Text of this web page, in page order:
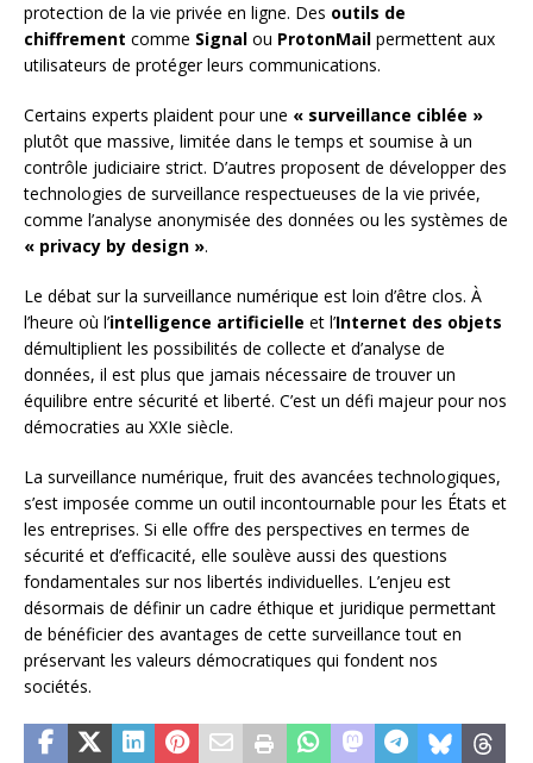
protection de la vie privée en ligne. Des outils de
chiffrement comme Signal ou ProtonMail permettent aux
utilisateurs de protéger leurs communications.
Certains experts plaident pour une « surveillance ciblée »
plutôt que massive, limitée dans le temps et soumise à un
contrôle judiciaire strict. D’autres proposent de développer des
technologies de surveillance respectueuses de la vie privée,
comme l’analyse anonymisée des données ou les systèmes de
« privacy by design ».
Le débat sur la surveillance numérique est loin d’être clos. À
l’heure où l’intelligence artificielle et l’Internet des objets
démultiplient les possibilités de collecte et d’analyse de
données, il est plus que jamais nécessaire de trouver un
équilibre entre sécurité et liberté. C’est un défi majeur pour nos
démocraties au XXIe siècle.
La surveillance numérique, fruit des avancées technologiques,
s’est imposée comme un outil incontournable pour les États et
les entreprises. Si elle offre des perspectives en termes de
sécurité et d’efficacité, elle soulève aussi des questions
fondamentales sur nos libertés individuelles. L’enjeu est
désormais de définir un cadre éthique et juridique permettant
de bénéficier des avantages de cette surveillance tout en
préservant les valeurs démocratiques qui fondent nos
sociétés.